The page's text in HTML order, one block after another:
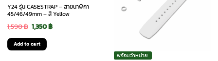
Y24 รุ่น CASESTRAP – สายนาฬิกา
45/46/49mm – สี Yellow
1,590฿ Original
price
was:
1,350฿Current
Add to cart
พร้อมจำหน่าย